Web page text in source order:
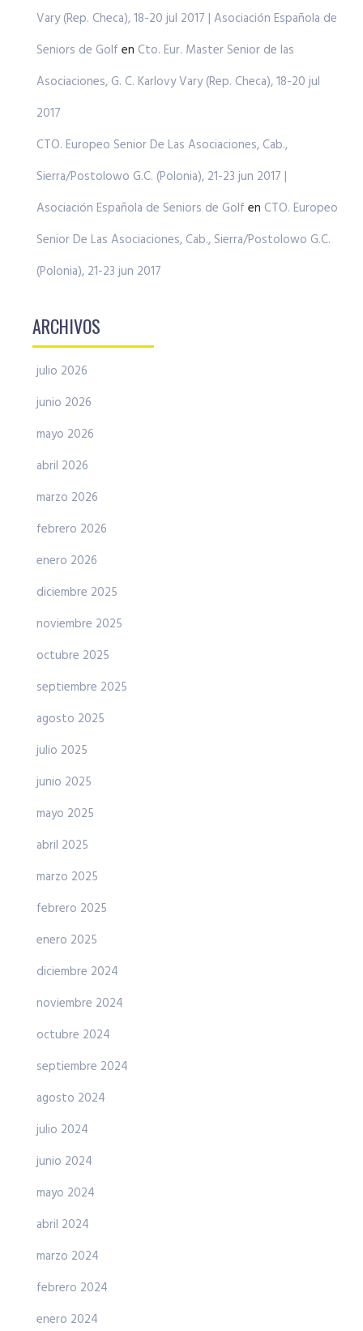
Vary (Rep. Checa), 18-20 jul 2017 | Asociación Española de
Seniors de Golf en Cto. Eur. Master Senior de las
Asociaciones, G. C. Karlovy Vary (Rep. Checa), 18-20 jul
2017
CTO. Europeo Senior De Las Asociaciones, Cab.,
Sierra/Postolowo G.C. (Polonia), 21-23 jun 2017 |
Asociación Española de Seniors de Golf en CTO. Europeo
Senior De Las Asociaciones, Cab., Sierra/Postolowo G.C.
(Polonia), 21-23 jun 2017
ARCHIVOS
julio 2026
junio 2026
mayo 2026
abril 2026
marzo 2026
febrero 2026
enero 2026
diciembre 2025
noviembre 2025
octubre 2025
septiembre 2025
agosto 2025
julio 2025
junio 2025
mayo 2025
abril 2025
marzo 2025
febrero 2025
enero 2025
diciembre 2024
noviembre 2024
octubre 2024
septiembre 2024
agosto 2024
julio 2024
junio 2024
mayo 2024
abril 2024
marzo 2024
febrero 2024
enero 2024